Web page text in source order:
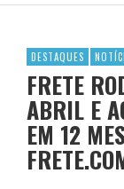
DESTAQUES
FRETE
ABRIL E
EM 12